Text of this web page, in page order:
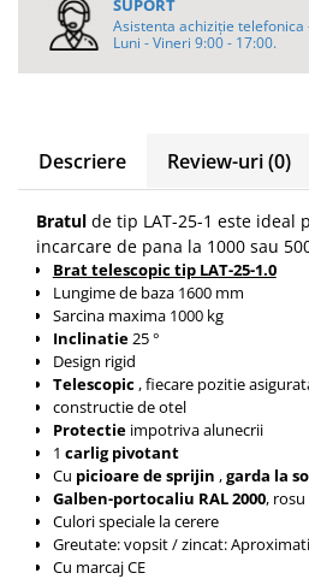
Ulei motor
Statii ulei
Ridicare
Suport butelii
Automatizarea productiei
Scule
Curatenie
Rezervor mobil motorina
Sudura
Sudare manuala
Pozitionere de sudura
Instalatii de rotire
Platforme foarfeca
Tip 3S cu basculare pe 3 laturi
Tip SK – model Heavy-Duty
Tip BK – basculare prin rulare
Tip SGU - pentru span
Tip MGU - Minicontainer
Tip SMGU - mini pentru span
Tip RD - cu capac rotund
Tip BKC - de mare capacitate
Tip DUO / TRIO
Tip NK - mecanism foarfeca
Prelungitoare furci stivuitor
Containere stivuibile
Tip BSK - pentru deșeuri
Traverse pentru BSK
Tip SB - cu bază rabatabilă
Nacela stivuitor
Translator stivuitor
SUPORT
Asistenta achiziție telefonica
Luni - Vineri 9:00 - 17:00.
Descriere Review-uri(0)
Bratul de tip LAT-25-1 este ideal
incarcare de pana la 1000 sau
Brat telescopic tip LAT-25-1.0
Lungime de baza 1600 mm
Sarcina maxima 1000 kg
Inclinatie25 °
Design rigid
Telescopic, fiecare pozitie
constructie de otel
Protectieimpotriva alunecrii
1 carlig pivotant
Cu picioare de sprijin ,garda la
Galben-portocaliu RAL 2000, rosu
Culori speciale la cerere
Greutate: vopsit / zincat:
Cu marcaj CE